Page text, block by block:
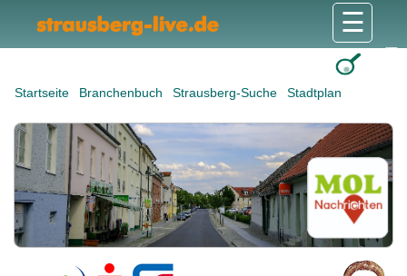
Startseite Branchenbuch Strausberg-Suche Stadtplan
☰